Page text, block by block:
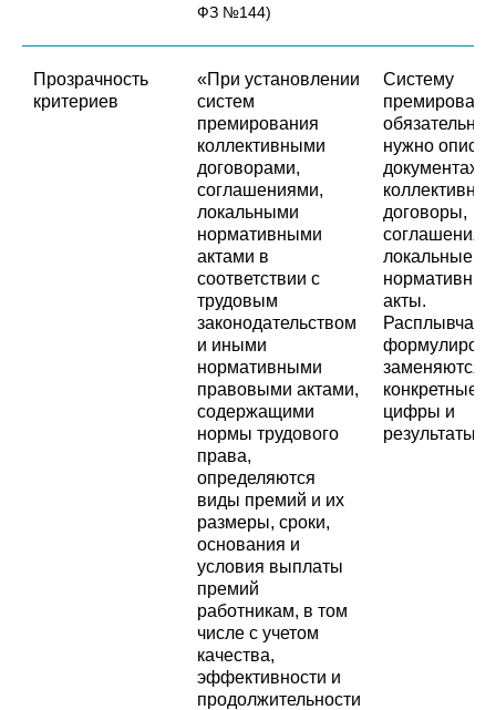
ФЗ №144)
Прозрачность
критериев
«При установлении
систем
премирования
коллективными
договорами,
соглашениями,
локальными
нормативными
актами в
соответствии с
трудовым
законодательством
и иными
нормативными
правовыми актами,
содержащими
нормы трудового
права,
определяются
виды премий и их
размеры, сроки,
основания и
условия выплаты
премий
работникам, в том
числе с учетом
качества,
эффективности и
продолжительности
Систему
обязательно
нужно
документах:
договоры,
соглашения
локальные
нормативные
акты.
заменяются
конкретные
цифры и
результаты.